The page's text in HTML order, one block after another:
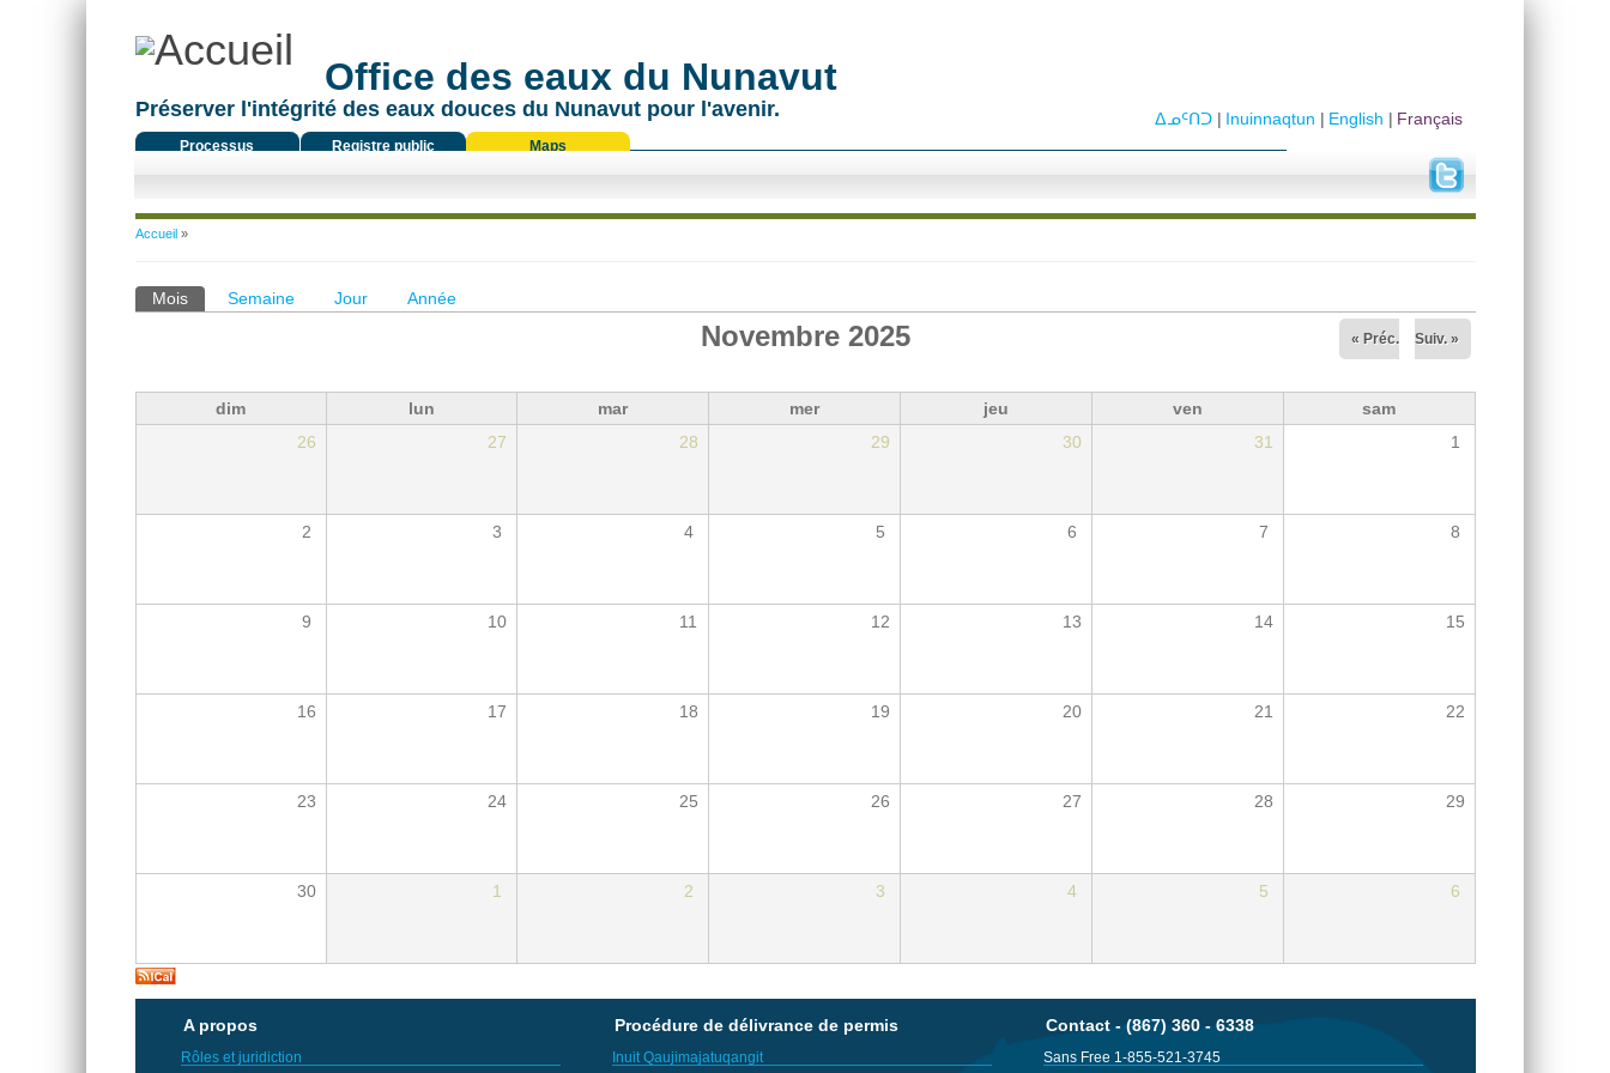
Office des eaux du Nunavut
Préserver l'intégrité des eaux douces du Nunavut pour l'avenir.
Processus
Registre public Maps
Français
English
Inuinnaqtun
ᐃᓄᑦᑎᑐ
Vous êtes ici
Accueil»
Onglets principaux
Mois(onglet actif)
Semaine Jour Année
Novembre 2025 « Préc. Suiv. »
dim lun mar mer jeu ven
sam
26
27 28 29 30 31 1
2 3 4 5 6 7 8
9 10 11 12 13 14 15
16 17 18 19 20 21 22
23 24 25 26 27 28 29
30 1 2 3 4 5 6
A propos
Rôles et juridiction
Procédure de délivrance de permis
Inuit Qaujimajatuqangit
Contact - (867) 360 - 6338
Sans Free 1-855-521-3745